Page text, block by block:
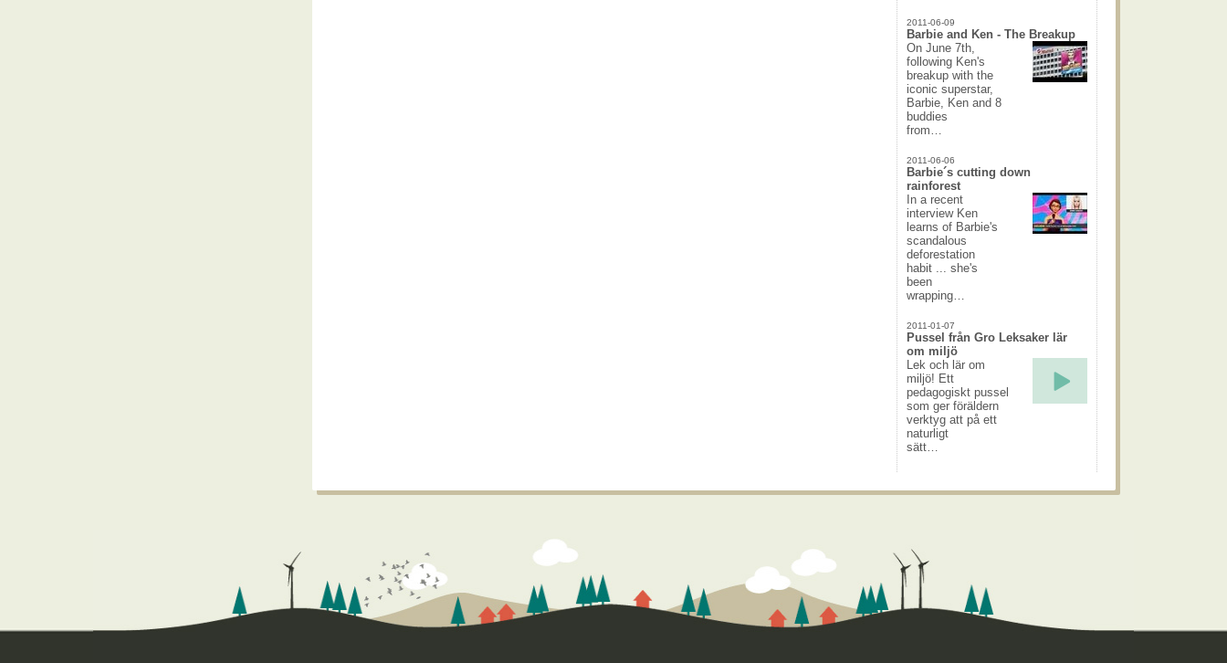
2011-06-09
Barbie and Ken - The Breakup
On June 7th,
following Ken's
breakup with the
iconic superstar,
Barbie, Ken and 8
buddies
from…
2011-06-06
Barbie´s cutting down
rainforest
In a recent
interview Ken
learns of Barbie's
scandalous
deforestation
habit ... she's
been
wrapping…
2011-01-07
Pussel från Gro Leksaker lär
om miljö
Lek och lär om
miljö! Ett
pedagogiskt pussel
som ger föräldern
verktyg att på ett
naturligt
sätt…